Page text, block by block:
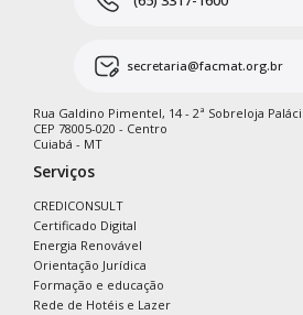
secretaria@facmat.org.br
Rua Galdino Pimentel, 14 - 2ª Sobreloja
CEP 78005-020 - Centro
Cuiabá - MT
Serviços
CREDICONSULT
Certificado Digital
Energia Renovável
Orientação Jurídica
Formação e educação
Rede de Hotéis e Lazer